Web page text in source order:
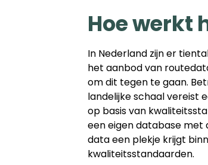
Hoe werkt
In Nederland zijn er
het aanbod van
om dit tegen te gaan.
landelijke schaal vereist
op basis van
een eigen database met
data een plekje krijgt
kwaliteitsstandaarden.